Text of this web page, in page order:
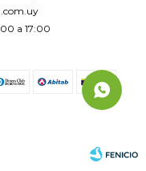
a 17:00